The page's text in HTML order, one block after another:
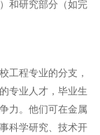
和研究部分（如完
工程专业的分支，
专业人才，毕业生
力。他们可在金属
科学研究、技术开